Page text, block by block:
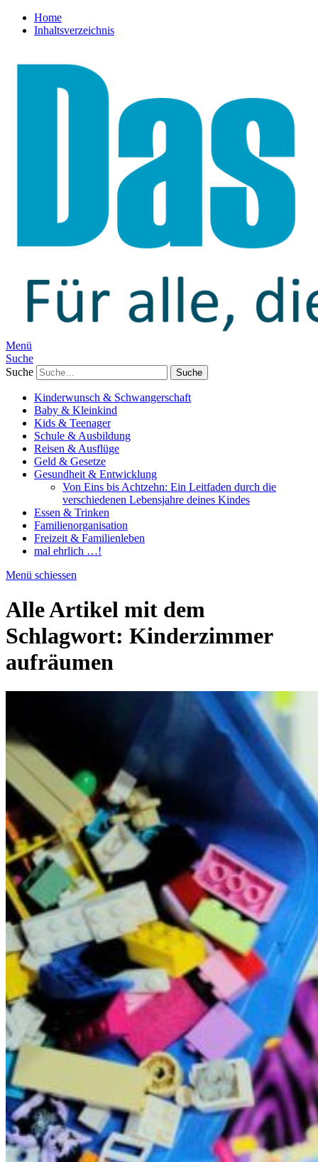
Home
Inhaltsverzeichnis
Menü
Suche
Suche
Kinderwunsch & Schwangerschaft
Baby & Kleinkind
Kids & Teenager
Schule & Ausbildung
Reisen & Ausflüge
Geld & Gesetze
Gesundheit & Entwicklung
Von Eins bis Achtzehn: Ein Leitfaden durch die
verschiedenen Lebensjahre deines Kindes
Essen & Trinken
Familienorganisation
Freizeit & Familienleben
mal ehrlich …!
Menü schiessen
Alle Artikel mit dem
Schlagwort: Kinderzimmer
aufräumen